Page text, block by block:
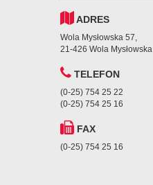
ADRES
Wola Mysłowska 57,
21-426 Wola Mysłowska
TELEFON
(0-25) 754 25 22
(0-25) 754 25 16
FAX
(0-25) 754 25 16